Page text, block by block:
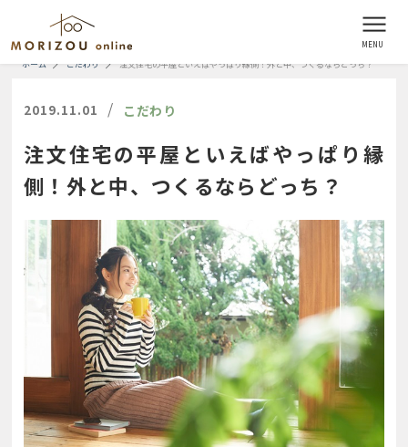
ホーム こだわり 注文住宅の平屋といえばやっぱり縁側！外と中、つくるならどっち？
2019.11.01 / こだわり
注文住宅の平屋といえばやっぱり縁
側！外と中、つくるならどっち？